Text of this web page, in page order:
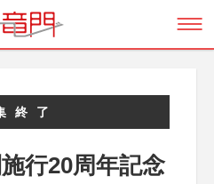
終了
行20周年記念